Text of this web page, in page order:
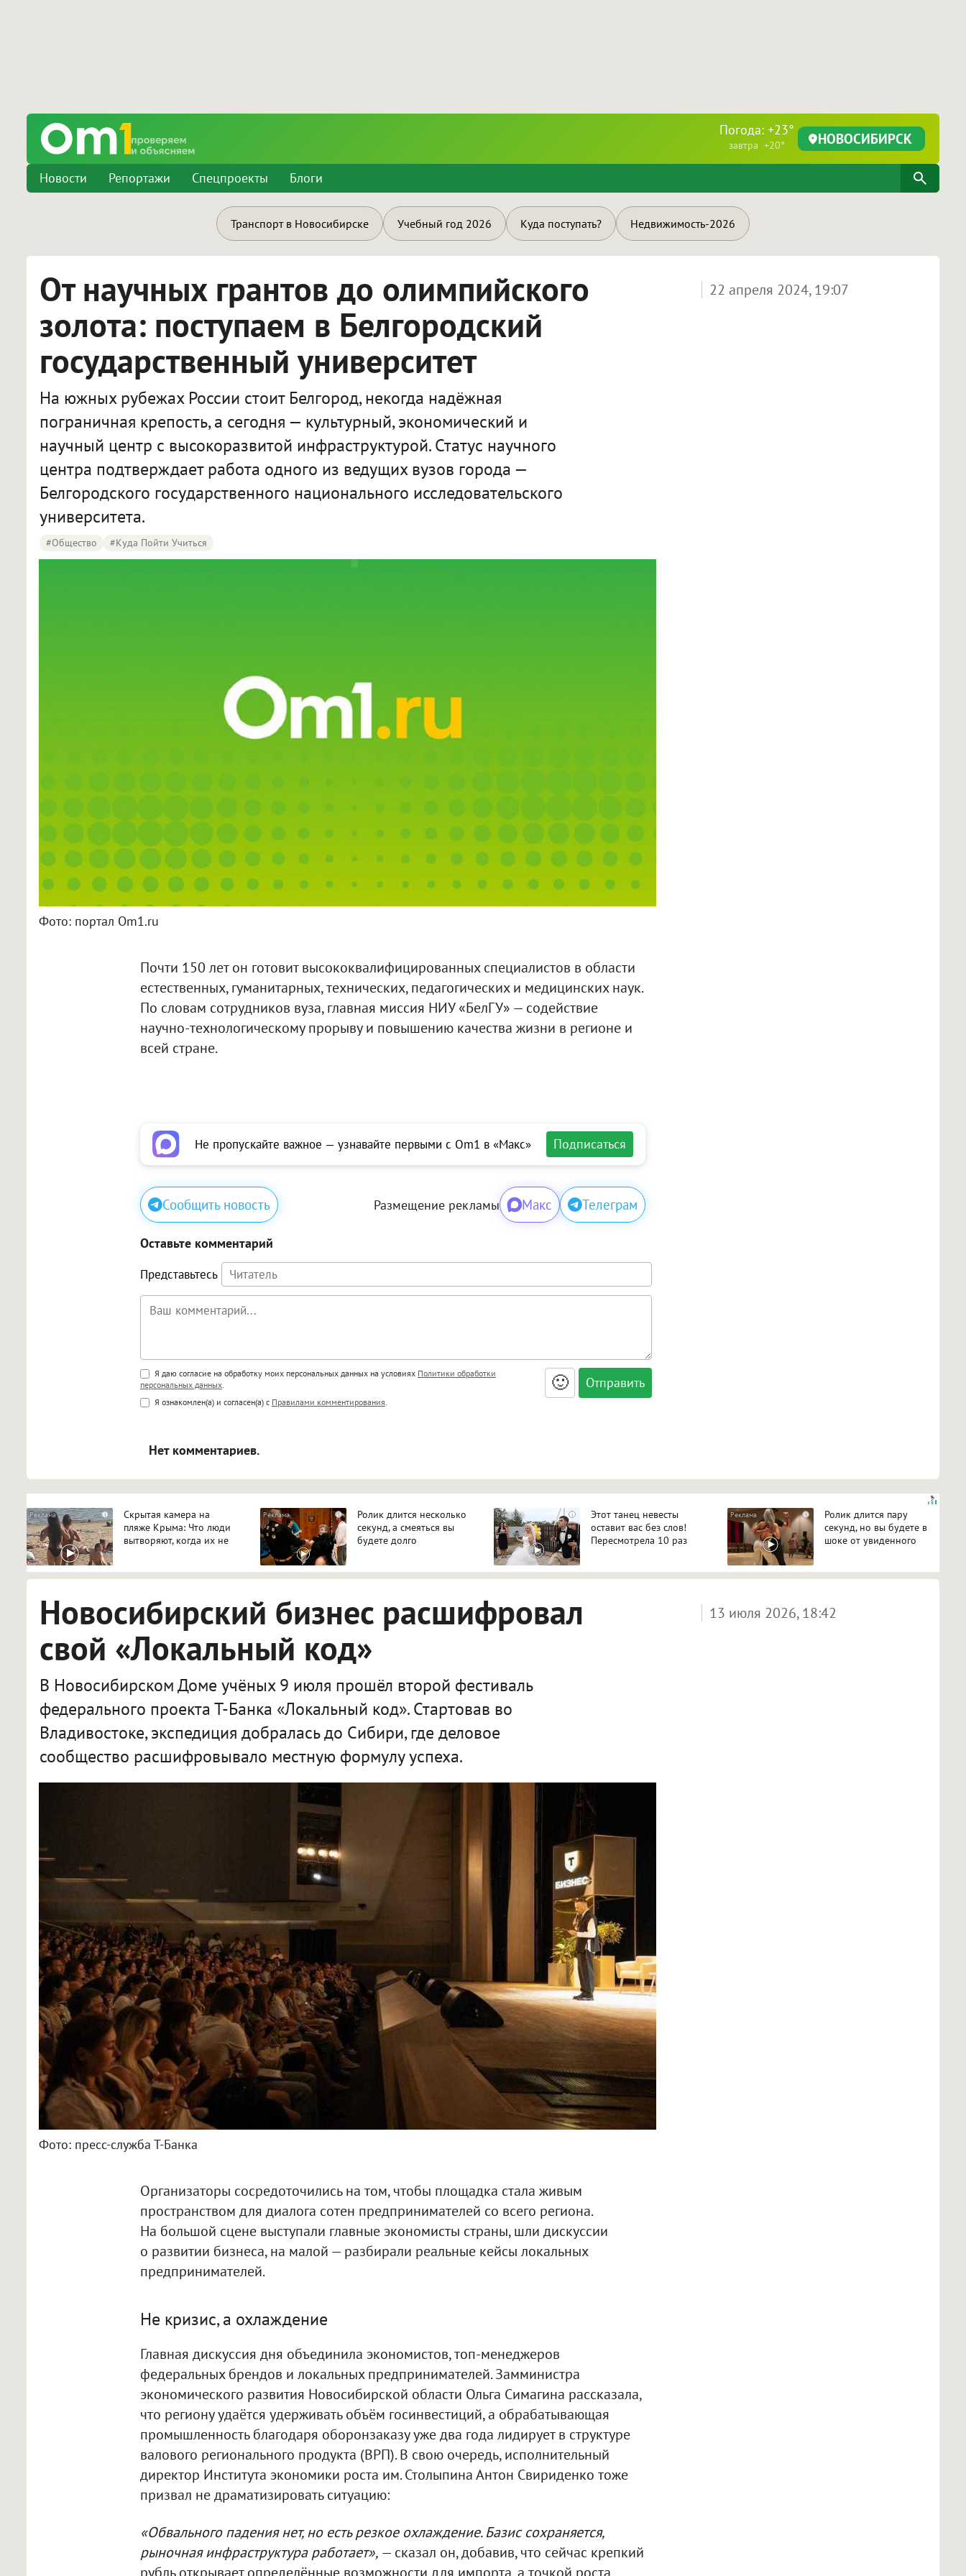
Погода: +23°
завтра +20° НОВОСИБИРСК
Новости Репортажи Спецпроекты Блоги
Транспорт в Новосибирске Учебный год 2026 Куда поступать? Недвижимость-2026
От научных грантов до олимпийского
золота: поступаем в Белгородский
государственный университет
На южных рубежах России стоит Белгород, некогда надёжная
пограничная крепость, а сегодня — культурный, экономический и
научный центр с высокоразвитой инфраструктурой. Статус научного
центра подтверждает работа одного из ведущих вузов города —
Белгородского государственного национального исследовательского
университета.
#Общество #Куда Пойти Учиться
22 апреля 2024, 19:07
Фото: портал Om1.ru
Почти 150 лет он готовит высококвалифицированных специалистов в области
естественных, гуманитарных, технических, педагогических и медицинских наук.
По словам сотрудников вуза, главная миссия НИУ «БелГУ» — содействие
научно-технологическому прорыву и повышению качества жизни в регионе и
всей стране.
Не пропускайте важное — узнавайте первыми с Om1 в «Макс» Подписаться
Сообщить новость Размещение рекламы Макс Телеграм
Оставьте комментарий
Представьтесь
Поддержка HTML
<b>, <strong>, <u>, <i>, <em>, <s>, <big>, <small>, <sup>, <sub>, <pre>, <ul>, <ol>, <li>,
<blockquote>, <code> экранирует HTML, адреса URL автоматически становятся ссылками, и
Я даю согласие на обработку моих персональных данных на условиях Политики обработки
персональных данных.
Я ознакомлен(а) и согласен(а) с Правилами комментирования.
🙂
Нет комментариев.
i
Скрытая камера на
пляже Крыма: Что люди
вытворяют, когда их не
i
Ролик длится несколько
секунд, а смеяться вы
будете долго
i
Этот танец невесты
оставит вас без слов!
Пересмотрела 10 раз
i
Ролик длится пару
секунд, но вы будете в
шоке от увиденного
Новосибирский бизнес расшифровал
свой «Локальный код»
В Новосибирском Доме учёных 9 июля прошёл второй фестиваль
федерального проекта Т-Банка «Локальный код». Стартовав во
Владивостоке, экспедиция добралась до Сибири, где деловое
сообщество расшифровывало местную формулу успеха.
13 июля 2026, 18:42
Фото: пресс-служба Т-Банка
Организаторы сосредоточились на том, чтобы площадка стала живым
пространством для диалога сотен предпринимателей со всего региона.
На большой сцене выступали главные экономисты страны, шли дискуссии
о развитии бизнеса, на малой — разбирали реальные кейсы локальных
предпринимателей.
Не кризис, а охлаждение
Главная дискуссия дня объединила экономистов, топ-менеджеров
федеральных брендов и локальных предпринимателей. Замминистра
экономического развития Новосибирской области Ольга Симагина рассказала,
что региону удаётся удерживать объём госинвестиций, а обрабатывающая
промышленность благодаря оборонзаказу уже два года лидирует в структуре
валового регионального продукта (ВРП). В свою очередь, исполнительный
директор Института экономики роста им. Столыпина Антон Свириденко тоже
призвал не драматизировать ситуацию:
«Обвального падения нет, но есть резкое охлаждение. Базис сохраняется,
рыночная инфраструктура работает», — сказал он, добавив, что сейчас крепкий